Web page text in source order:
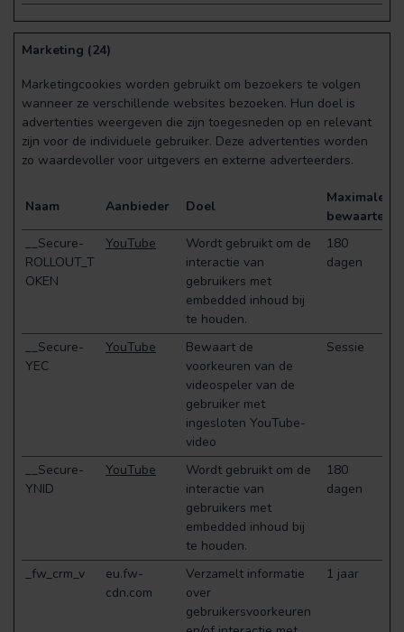
Marketing (24)
Marketingcookies worden gebruikt om bezoekers te volgen
wanneer ze verschillende websites bezoeken. Hun doel is
advertenties weergeven die zijn toegesneden op en relevant
zijn voor de individuele gebruiker. Deze advertenties worden
zo waardevoller voor uitgevers en externe adverteerders.
Naam Aanbieder Doel
Maximale
__Secure-
ROLLOUT_T
OKEN
YouTube
Wordt gebruikt om de
interactie van
gebruikers met
embedded inhoud bij
te houden.
180
dagen
__Secure-
YEC
YouTube
Bewaart de
voorkeuren van de
videospeler van de
gebruiker met
ingesloten YouTube-
video
Sessie
__Secure-
YNID
YouTube
Wordt gebruikt om de
interactie van
gebruikers met
embedded inhoud bij
te houden.
180
dagen
_fw_crm_v
eu.fw-
cdn.com
Verzamelt informatie
over
gebruikersvoorkeuren
1 jaar